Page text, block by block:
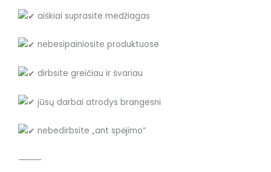
aiškiai suprasite medžiagas
nebesipainiosite produktuose
dirbsite greičiau ir švariau
jūsų darbai atrodys brangesni
nebedirbsite „ant spėjimo“
⸻